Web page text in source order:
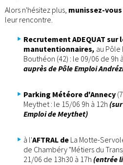
Alors n'hésitez plus, munissez-
leur rencontre.
Recrutement ADEQUAT sur
manutentionnaires, au Pôle
Bouthéon (42) : le 09/06 de 9h
auprès de Pôle Emploi
Parking Météore d'Annecy
Meythet : le 15/06 9h à 12h
Emploi de Meythet)
à l'AFTRAL de La Motte-
de Chambéry "Métiers du
21/06 de 13h30 à 17h (entrée